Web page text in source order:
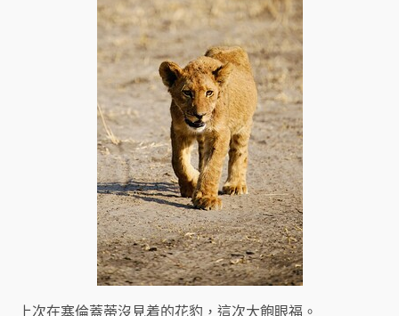
上次在塞倫蓋蒂沒見着的花豹，這次大飽眼福。